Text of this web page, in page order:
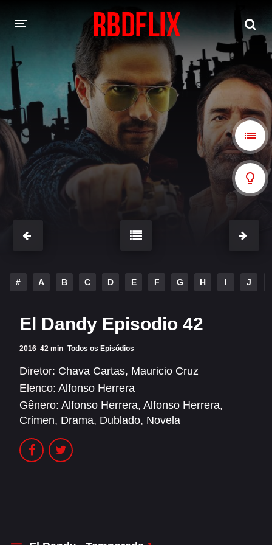
REBELDE
Rebelde: En Español Rebelde: Dublado
FILMES
Alfonso Herrera
Christian Chávez Christopher Von Uckermann
Alfonso Herrera Anahí
Dulce María Maite Perroni
RBD
SÉRIES
Christian Chávez
Dulce María
# A B C D E F G H I J
El Dandy Episodio 42
2016 42 min Todos os Episódios
Diretor: Chava Cartas, Mauricio Cruz
Elenco: Alfonso Herrera
Gênero: Alfonso Herrera, Alfonso Herrera,
Crimen, Drama, Dublado, Novela